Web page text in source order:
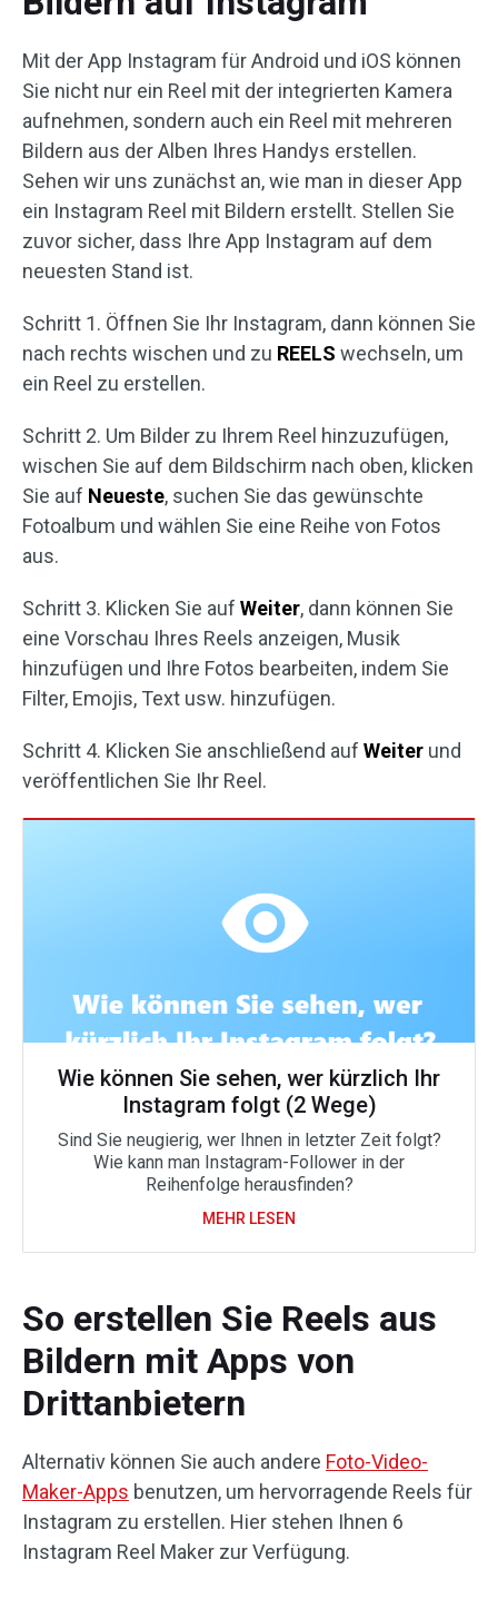
Mit der App Instagram für Android und iOS können
Sie nicht nur ein Reel mit der integrierten Kamera
aufnehmen, sondern auch ein Reel mit mehreren
Bildern aus der Alben Ihres Handys erstellen.
Sehen wir uns zunächst an, wie man in dieser App
ein Instagram Reel mit Bildern erstellt. Stellen Sie
zuvor sicher, dass Ihre App Instagram auf dem
neuesten Stand ist.
Schritt 1. Öffnen Sie Ihr Instagram, dann können Sie
nach rechts wischen und zu REELS wechseln, um
ein Reel zu erstellen.
Schritt 2. Um Bilder zu Ihrem Reel hinzuzufügen,
wischen Sie auf dem Bildschirm nach oben, klicken
Sie auf Neueste, suchen Sie das gewünschte
Fotoalbum und wählen Sie eine Reihe von Fotos
aus.
Schritt 3. Klicken Sie auf Weiter, dann können Sie
eine Vorschau Ihres Reels anzeigen, Musik
hinzufügen und Ihre Fotos bearbeiten, indem Sie
Filter, Emojis, Text usw. hinzufügen.
Schritt 4. Klicken Sie anschließend auf Weiter und
veröffentlichen Sie Ihr Reel.
Wie können Sie sehen, wer kürzlich Ihr
Instagram folgt (2 Wege)
Sind Sie neugierig, wer Ihnen in letzter Zeit folgt?
Wie kann man Instagram-Follower in der
Reihenfolge herausfinden?
MEHR LESEN
So erstellen Sie Reels aus
Bildern mit Apps von
Drittanbietern
Alternativ können Sie auch andere Foto-Video-
Maker-Apps benutzen, um hervorragende Reels für
Instagram zu erstellen. Hier stehen Ihnen 6
Instagram Reel Maker zur Verfügung.